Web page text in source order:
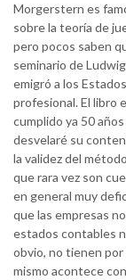
Morgerstern es
sobre la teoría de
pero pocos saben
seminario de
emigró a los
profesional. El libro
cumplido ya 50
desvelaré su
la validez del
que rara vez son
en general muy
que las empresas
estados contables
obvio, no tienen
mismo acontece